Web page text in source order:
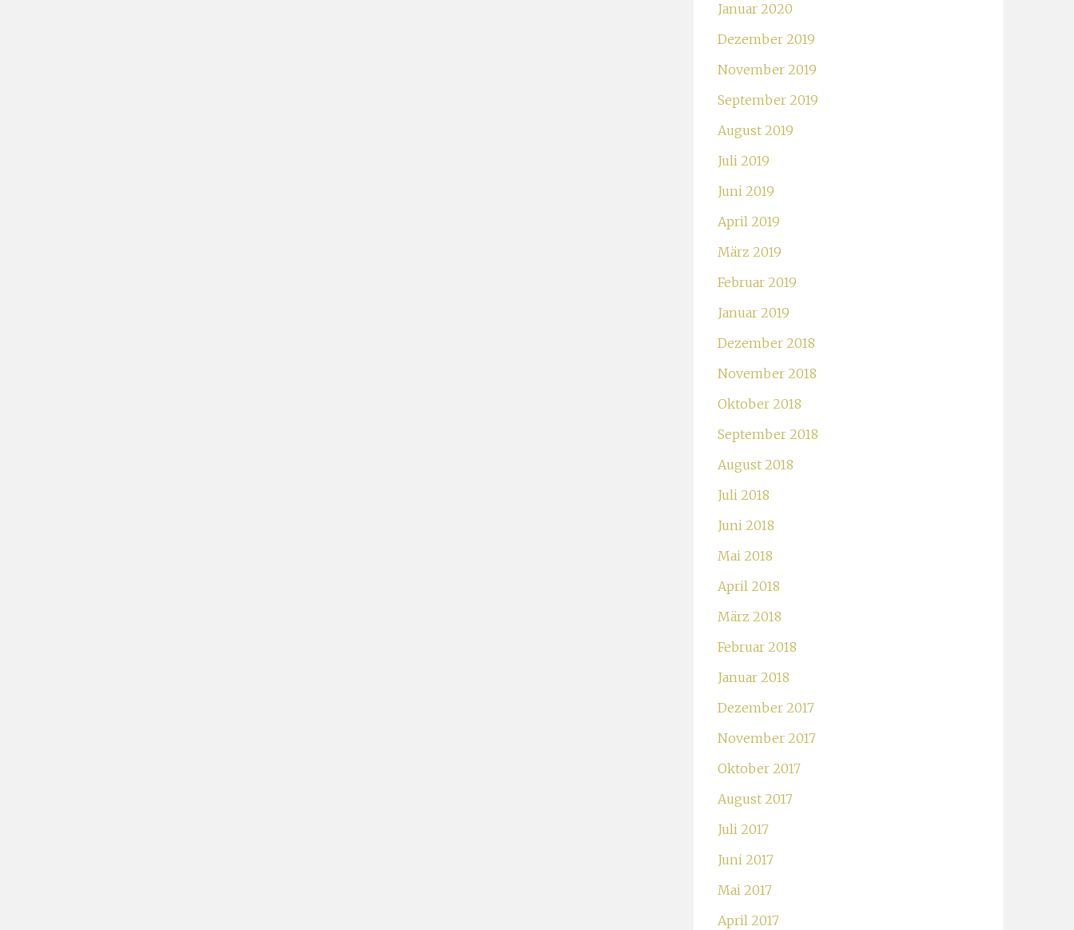
Januar 2020
Dezember 2019
November 2019
September 2019
August 2019
Juli 2019
Juni 2019
April 2019
März 2019
Februar 2019
Januar 2019
Dezember 2018
November 2018
Oktober 2018
September 2018
August 2018
Juli 2018
Juni 2018
Mai 2018
April 2018
März 2018
Februar 2018
Januar 2018
Dezember 2017
November 2017
Oktober 2017
August 2017
Juli 2017
Juni 2017
Mai 2017
April 2017